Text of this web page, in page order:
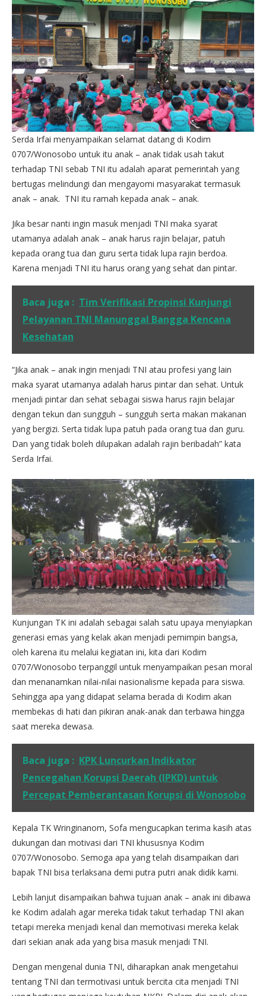
Serda Irfai menyampaikan selamat datang di Kodim
0707/Wonosobo untuk itu anak – anak tidak usah takut
terhadap TNI sebab TNI itu adalah aparat pemerintah yang
bertugas melindungi dan mengayomi masyarakat termasuk
anak – anak. TNI itu ramah kepada anak – anak.
Jika besar nanti ingin masuk menjadi TNI maka syarat
utamanya adalah anak – anak harus rajin belajar, patuh
kepada orang tua dan guru serta tidak lupa rajin berdoa.
Karena menjadi TNI itu harus orang yang sehat dan pintar.
Baca juga : Tim Verifikasi Propinsi Kunjungi
Pelayanan TNI Manunggal Bangga Kencana
Kesehatan
“Jika anak – anak ingin menjadi TNI atau profesi yang lain
maka syarat utamanya adalah harus pintar dan sehat. Untuk
menjadi pintar dan sehat sebagai siswa harus rajin belajar
dengan tekun dan sungguh – sungguh serta makan makanan
yang bergizi. Serta tidak lupa patuh pada orang tua dan guru.
Dan yang tidak boleh dilupakan adalah rajin beribadah” kata
Serda Irfai.
Kunjungan TK ini adalah sebagai salah satu upaya menyiapkan
generasi emas yang kelak akan menjadi pemimpin bangsa,
oleh karena itu melalui kegiatan ini, kita dari Kodim
0707/Wonosobo terpanggil untuk menyampaikan pesan moral
dan menanamkan nilai-nilai nasionalisme kepada para siswa.
Sehingga apa yang didapat selama berada di Kodim akan
membekas di hati dan pikiran anak-anak dan terbawa hingga
saat mereka dewasa.
Baca juga : KPK Luncurkan Indikator
Pencegahan Korupsi Daerah (IPKD) untuk
Percepat Pemberantasan Korupsi di Wonosobo
Kepala TK Wringinanom, Sofa mengucapkan terima kasih atas
dukungan dan motivasi dari TNI khususnya Kodim
0707/Wonosobo. Semoga apa yang telah disampaikan dari
bapak TNI bisa terlaksana demi putra putri anak didik kami.
Lebih lanjut disampaikan bahwa tujuan anak – anak ini dibawa
ke Kodim adalah agar mereka tidak takut terhadap TNI akan
tetapi mereka menjadi kenal dan memotivasi mereka kelak
dari sekian anak ada yang bisa masuk menjadi TNI.
Dengan mengenal dunia TNI, diharapkan anak mengetahui
tentang TNI dan termotivasi untuk bercita cita menjadi TNI